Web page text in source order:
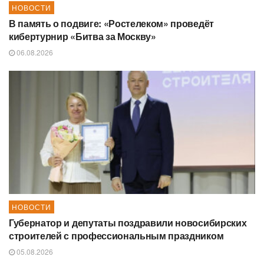
НОВОСТИ
В память о подвиге: «Ростелеком» проведёт
кибертурнир «Битва за Москву»
06.08.2026
НОВОСТИ
Губернатор и депутаты поздравили новосибирских
строителей с профессиональным праздником
05.08.2026